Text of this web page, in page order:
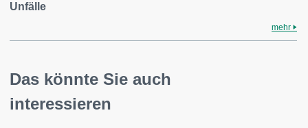
Unfälle
mehr
Das könnte Sie auch
interessieren